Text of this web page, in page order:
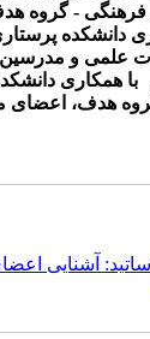
فرهنگی - گروه
دانشکده
علمی و مدرسین
با همکاری
هدف، اعضای
آشنایی